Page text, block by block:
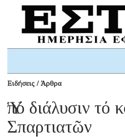
Ειδήσεις / Άρθρα
Ὑπό διάλυσιν τό
Σπαρτιατῶν